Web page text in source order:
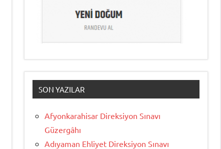
SON YAZILAR
Afyonkarahisar Direksiyon Sınavı
Güzergâhı
Adıyaman Ehliyet Direksiyon Sınavı